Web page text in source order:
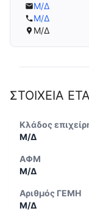
Μ/Δ
Μ/Δ
Μ/Δ
ΣΤΟΙΧΕΙΑ
Κλάδος
Μ/Δ
ΑΦΜ
Μ/Δ
Αριθμός ΓΕΜΗ
Μ/Δ